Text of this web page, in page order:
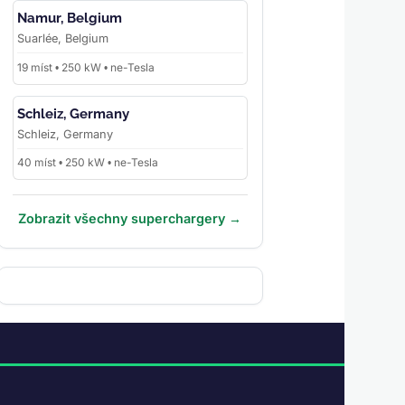
Namur, Belgium
Suarlée, Belgium
19 míst • 250 kW • ne-Tesla
Schleiz, Germany
Schleiz, Germany
40 míst • 250 kW • ne-Tesla
Zobrazit všechny superchargery →